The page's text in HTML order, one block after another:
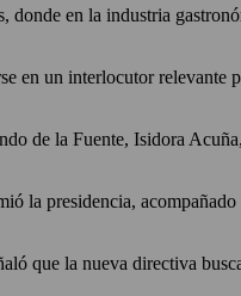
donde en la industria
en un interlocutor relevante
de la Fuente, Isidora
la presidencia,
que la nueva directiva